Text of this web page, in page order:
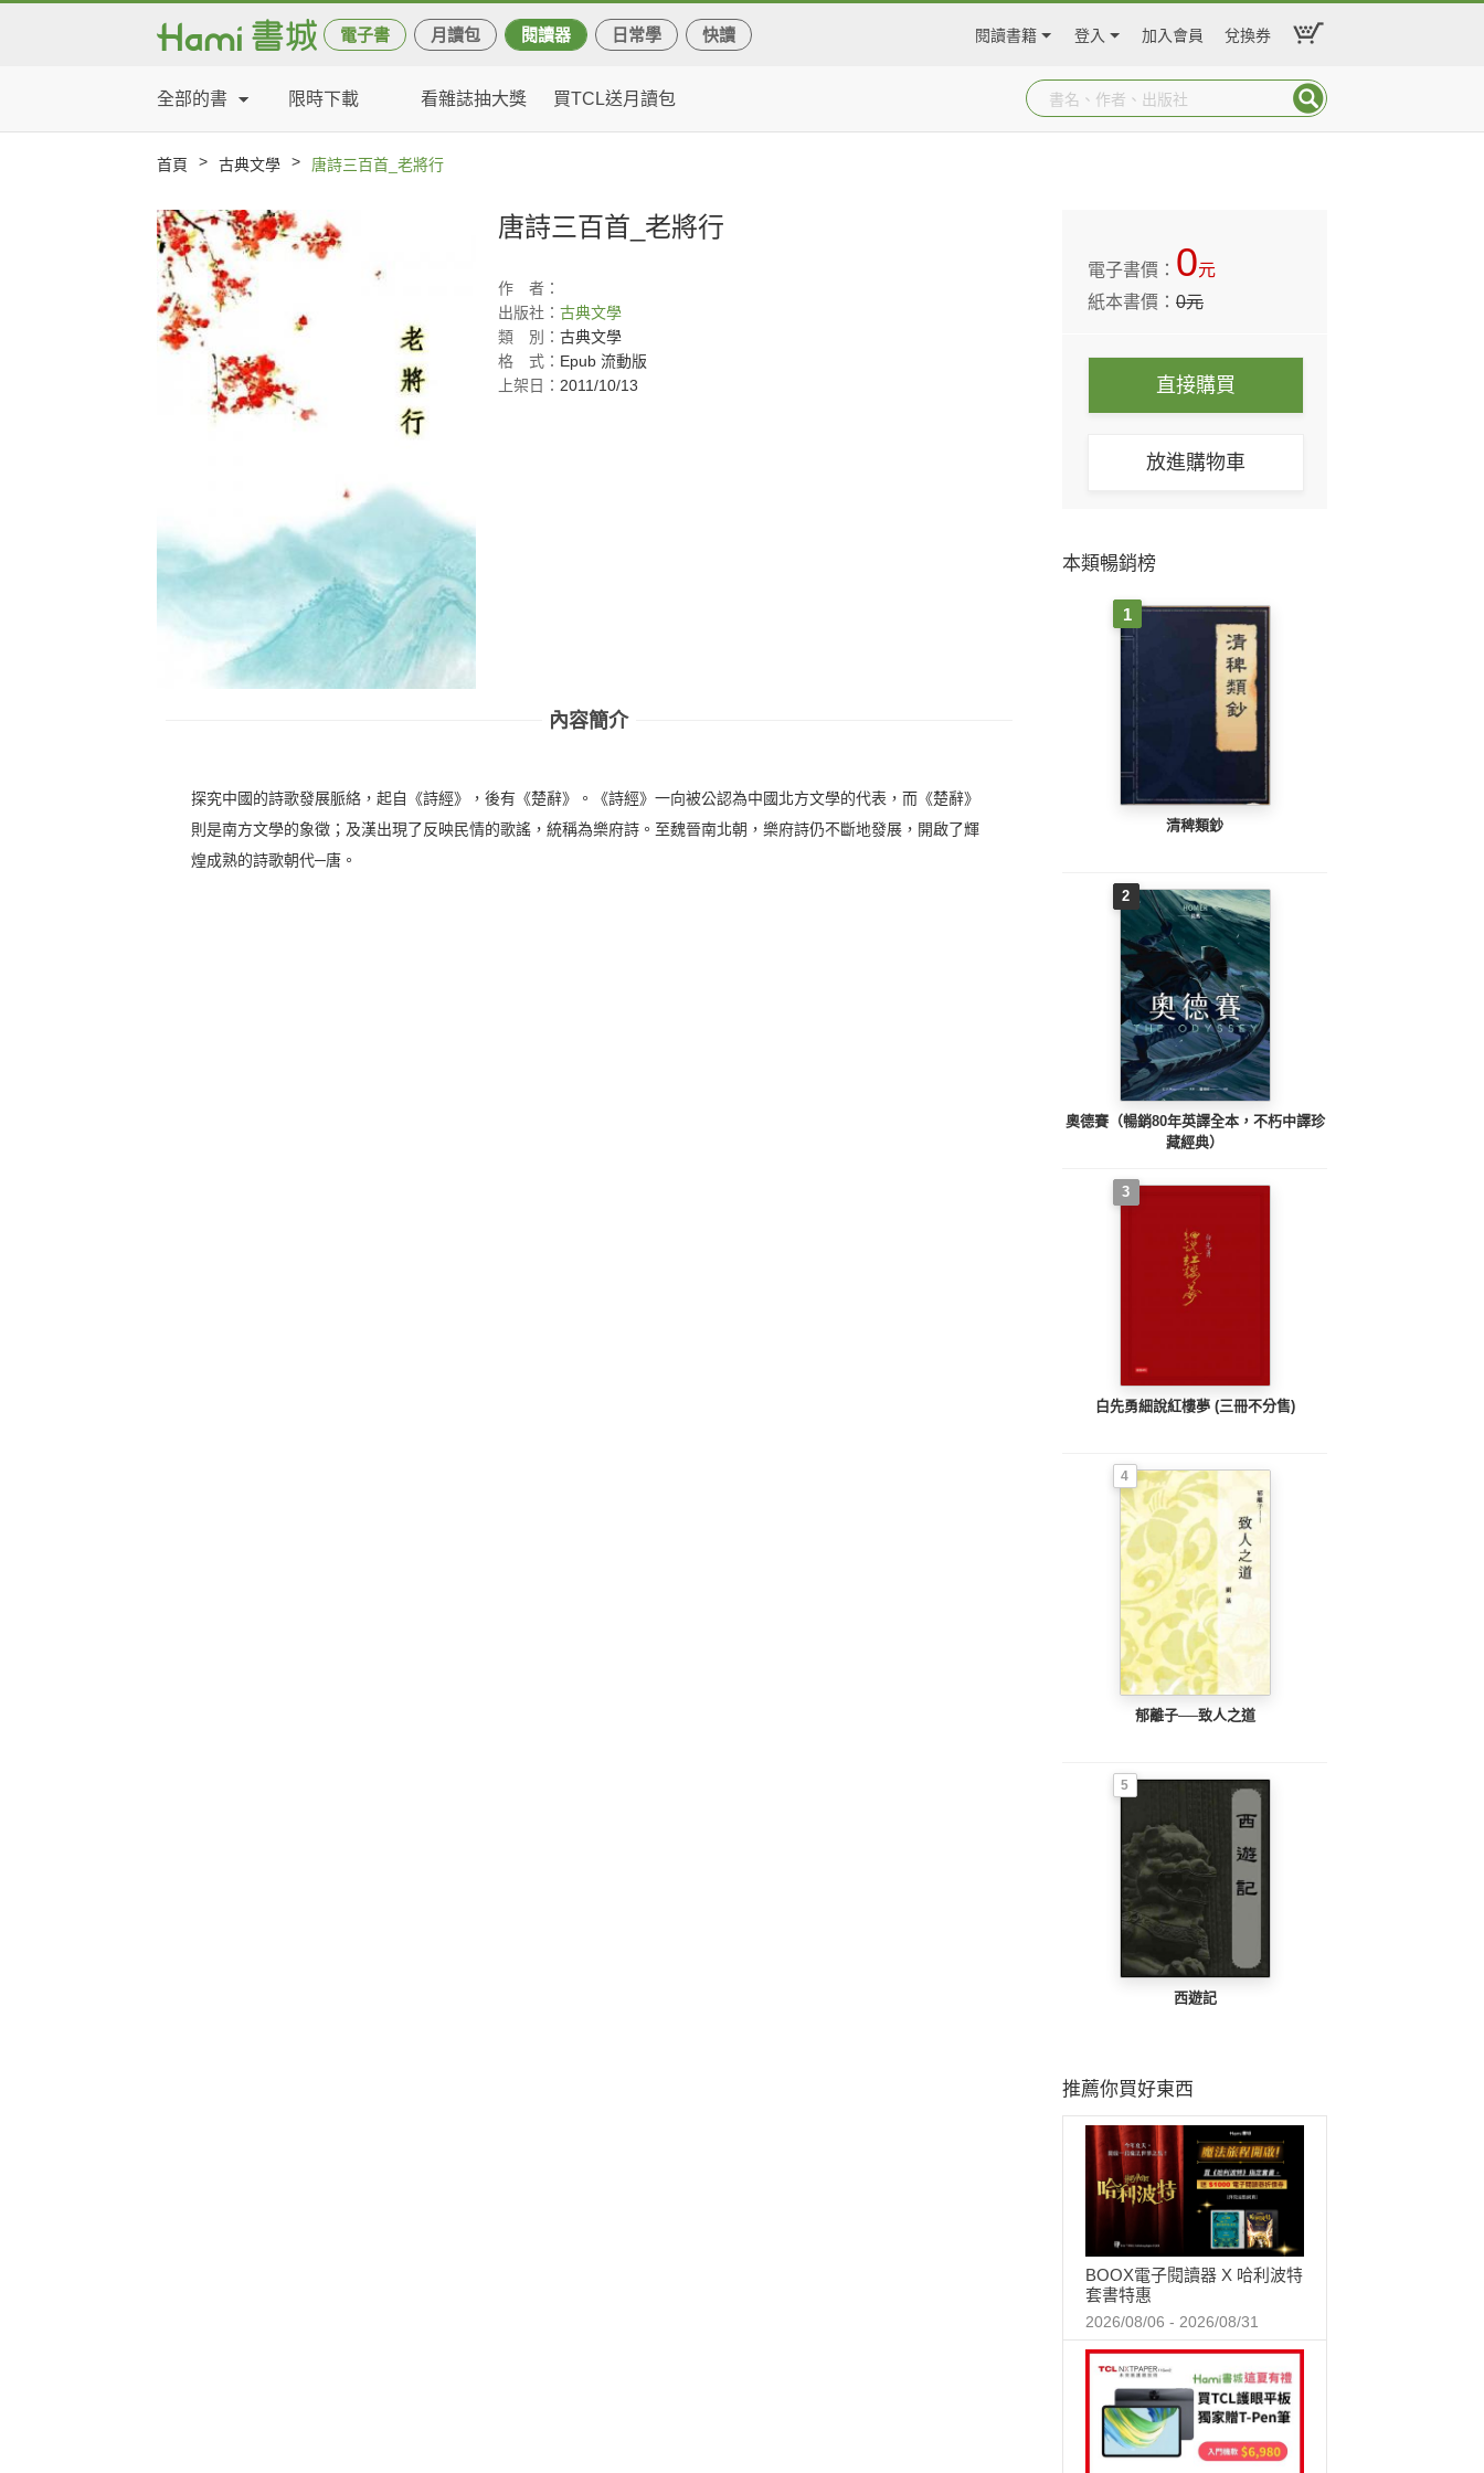
電子書 月讀包 閱讀器 日常學 快讀 閱讀書籍 登入 加入會員 兌換券
全部的書 限時下載 看雜誌抽大獎 買TCL送月讀包
首頁 > 古典文學 > 唐詩三百首_老將行
唐詩三百首_老將行
作
者：
出版社： 古典文學
類
別： 古典文學
格
式： Epub 流動版
上架日： 2011/10/13
內容簡介
探究中國的詩歌發展脈絡，起自《詩經》，後有《楚辭》。《詩經》一向被公認為中國北方文學的代表，而《楚辭》
則是南方文學的象徵；及漢出現了反映民情的歌謠，統稱為樂府詩。至魏晉南北朝，樂府詩仍不斷地發展，開啟了輝
煌成熟的詩歌朝代─唐。
電子書價： 0元
紙本書價：0元
直接購買
放進購物車
本類暢銷榜
1
清稗類鈔
2
奧德賽（暢銷80年英譯全本，不朽中譯珍
藏經典）
3
白先勇細說紅樓夢 (三冊不分售)
4
郁離子──致人之道
5
西遊記
推薦你買好東西
BOOX電子閱讀器 X 哈利波特
套書特惠
2026/08/06 - 2026/08/31